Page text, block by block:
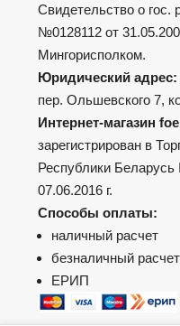
Свидетельство о гос.
№0128112 от
Мингорисполком.
Юридический адрес:
пер. Ольшевского 7,
Интернет-магазин
зарегистрирован в
Республики
07.06.2016 г.
Способы оплаты:
наличный расчет
безналичный расчет
ЕРИП